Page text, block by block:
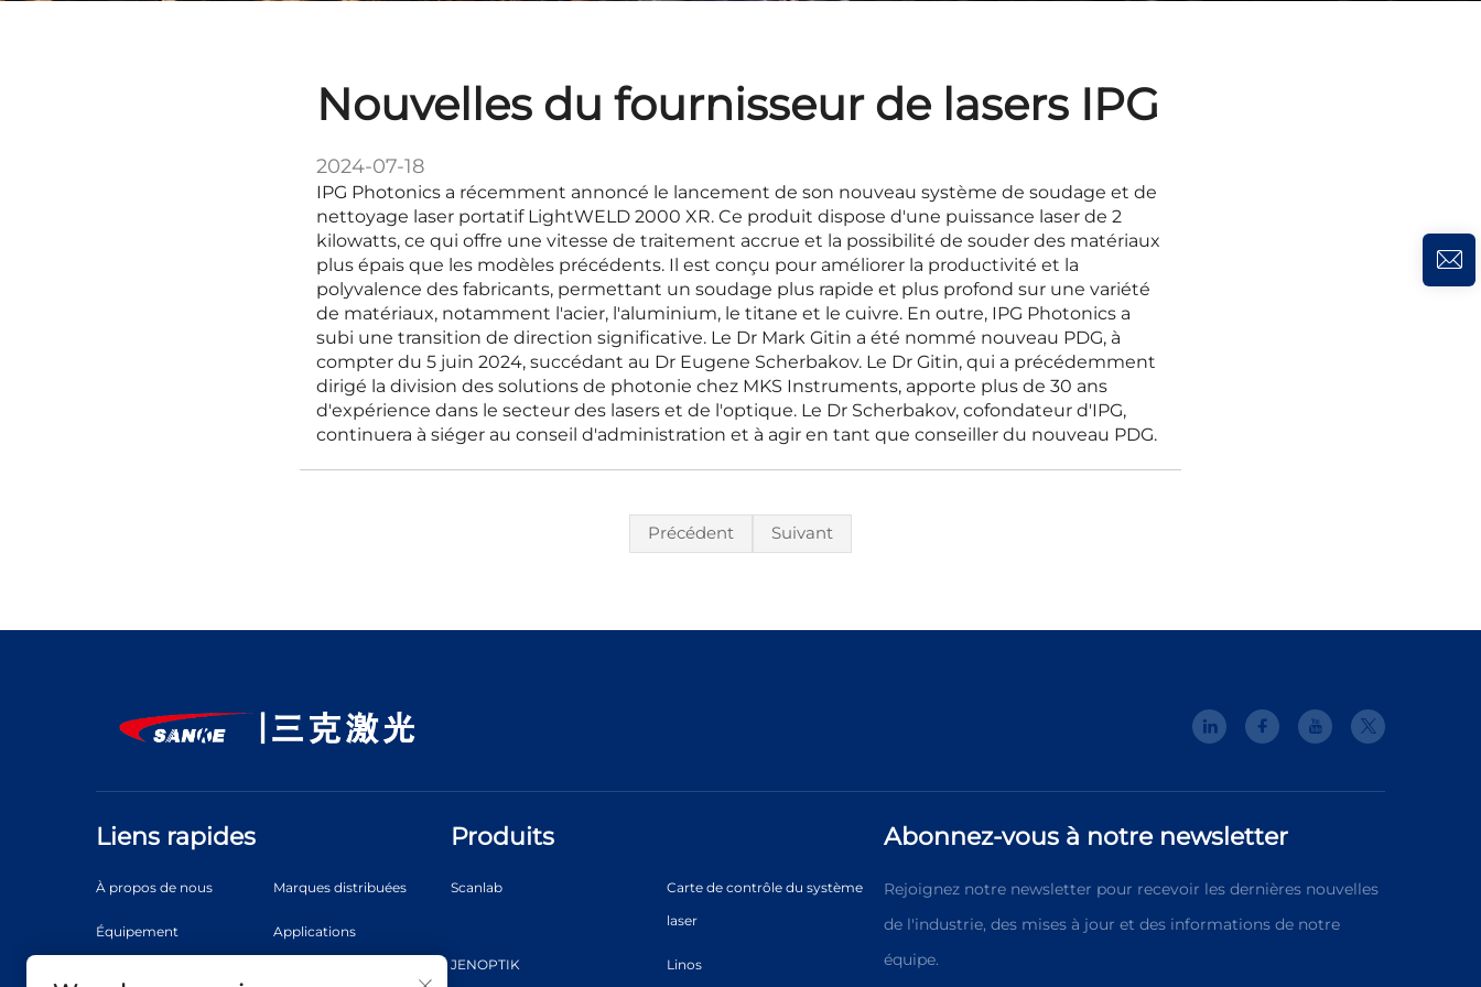
Nouvelles du fournisseur de lasers IPG
2024-07-18
IPG Photonics a récemment annoncé le lancement de son nouveau système de soudage et de
nettoyage laser portatif LightWELD 2000 XR. Ce produit dispose d'une puissance laser de 2
kilowatts, ce qui offre une vitesse de traitement accrue et la possibilité de souder des matériaux
plus épais que les modèles précédents. Il est conçu pour améliorer la productivité et la
polyvalence des fabricants, permettant un soudage plus rapide et plus profond sur une variété
de matériaux, notamment l'acier, l'aluminium, le titane et le cuivre. En outre, IPG Photonics a
subi une transition de direction significative. Le Dr Mark Gitin a été nommé nouveau PDG, à
compter du 5 juin 2024, succédant au Dr Eugene Scherbakov. Le Dr Gitin, qui a précédemment
dirigé la division des solutions de photonie chez MKS Instruments, apporte plus de 30 ans
d'expérience dans le secteur des lasers et de l'optique. Le Dr Scherbakov, cofondateur d'IPG,
continuera à siéger au conseil d'administration et à agir en tant que conseiller du nouveau PDG.
Précédent Suivant
Liens rapides
À propos de nous Marques distribuées
Équipement Applications
Produits
Scanlab
Carte de contrôle du système
laser
JENOPTIK Linos
Abonnez-vous à notre newsletter
Rejoignez notre newsletter pour recevoir les dernières nouvelles
de l'industrie, des mises à jour et des informations de notre
équipe.